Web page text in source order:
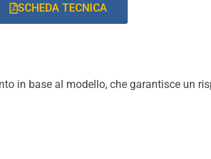
SCHEDA TECNICA
in base al modello, che garantisce un